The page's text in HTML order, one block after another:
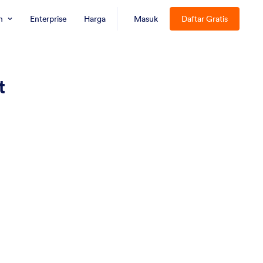
Enterprise Harga Masuk Daftar Gratis